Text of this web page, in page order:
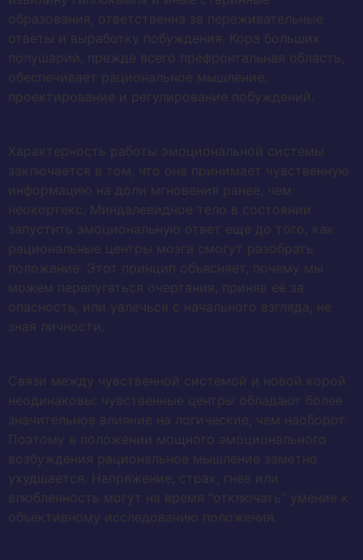
образования, ответственна за переживательные
ответы и выработку побуждения. Кора больших
полушарий, прежде всего префронтальная область,
обеспечивает рациональное мышление,
проектирование и регулирование побуждений.
Характерность работы эмоциональной системы
заключается в том, что она принимает чувственную
информацию на доли мгновения ранее, чем
неокортекс. Миндалевидное тело в состоянии
запустить эмоциональную ответ еще до того, как
рациональные центры мозга смогут разобрать
положение. Этот принцип объясняет, почему мы
можем перепугаться очертания, приняв её за
опасность, или увлечься с начального взгляда, не
зная личности.
Связи между чувственной системой и новой корой
неодинаковы: чувственные центры обладают более
значительное влияние на логические, чем наоборот.
Поэтому в положении мощного эмоционального
возбуждения рациональное мышление заметно
ухудшается. Напряжение, страх, гнев или
влюбленность могут на время “отключать” умение к
объективному исследованию положения.